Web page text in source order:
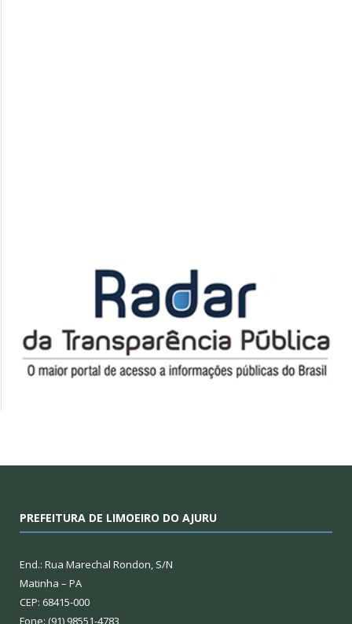
PREFEITURA DE LIMOEIRO DO AJURU
End.: Rua Marechal Rondon, S/N
Matinha – PA
CEP: 68415-000
Fone: (91) 98551-4783